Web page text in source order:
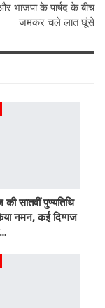
भाजपा के पार्षद के बीच
जमकर चले लात घूंसे
की सातवीं पुण्यतिथि
नमन, कई दिग्गज